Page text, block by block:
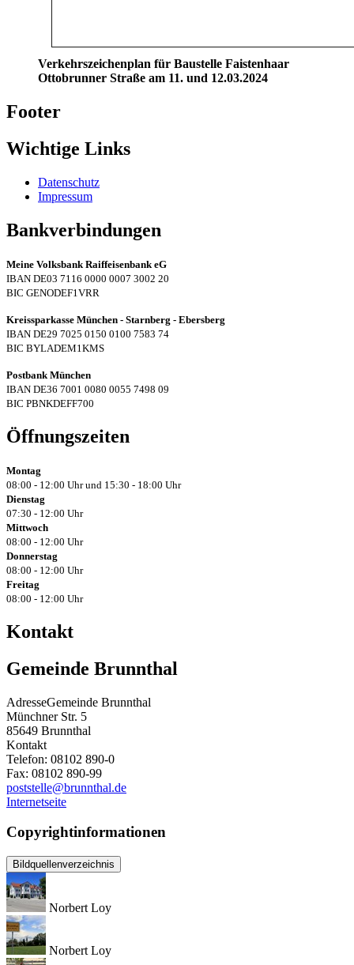
Verkehrszeichenplan für Baustelle Faistenhaar
Ottobrunner Straße am 11. und 12.03.2024
Footer
Wichtige Links
Datenschutz
Impressum
Bankverbindungen
Meine Volksbank Raiffeisenbank eG
IBAN DE03 7116 0000 0007 3002 20
BIC GENODEF1VRR
Kreissparkasse München - Starnberg - Ebersberg
IBAN DE29 7025 0150 0100 7583 74
BIC BYLADEM1KMS
Postbank München
IBAN DE36 7001 0080 0055 7498 09
BIC PBNKDEFF700
Öffnungszeiten
Montag
08:00 - 12:00 Uhr und 15:30 - 18:00 Uhr
Dienstag
07:30 - 12:00 Uhr
Mittwoch
08:00 - 12:00 Uhr
Donnerstag
08:00 - 12:00 Uhr
Freitag
08:00 - 12:00 Uhr
Kontakt
Gemeinde Brunnthal
AdresseGemeinde Brunnthal
Münchner Str. 5
85649 Brunnthal
Kontakt
Telefon: 08102 890-0
Fax: 08102 890-99
poststelle@brunnthal.de
Internetseite
Copyrightinformationen
Bildquellenverzeichnis
Norbert Loy
Norbert Loy